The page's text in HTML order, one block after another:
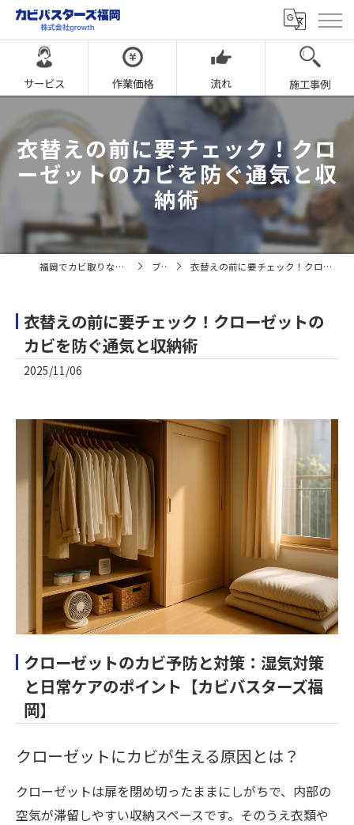
サービス 作業価格 流れ 施工事例
衣替えの前に要チェック！クロ
ーゼットのカビを防ぐ通気と収
納術
福岡でカビ取りならカビバスターズ福岡 ブログ 衣替えの前に要チェック！クローゼットのカビを防ぐ通気と収納術
衣替えの前に要チェック！クローゼットの
カビを防ぐ通気と収納術
2025/11/06
クローゼットのカビ予防と対策：湿気対策
と日常ケアのポイント【カビバスターズ福
岡】
クローゼットにカビが生える原因とは？
クローゼットは扉を閉め切ったままにしがちで、内部の
空気が滞留しやすい収納スペースです。そのうえ衣類や